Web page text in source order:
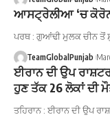
ਆਸਟ੍ਰੇਲੀਆ ‘ਚ
ਪਰਥ : ਗੁਆਂਢੀ ਮੁਲਕ ਚੀਨ ਤੋਂ
TeamGlobalPunjab
ਈਰਾਨ ਦੀ ਉਪ
ਹੁਣ ਤੱਕ 26 ਲੋਕਾਂ ਦੀ
ਤਹਿਰਾਨ : ਈਰਾਨ ਦੀ ਉਪ